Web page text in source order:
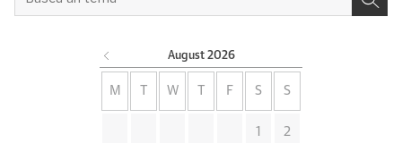
August 2026
M W F S S
1 2